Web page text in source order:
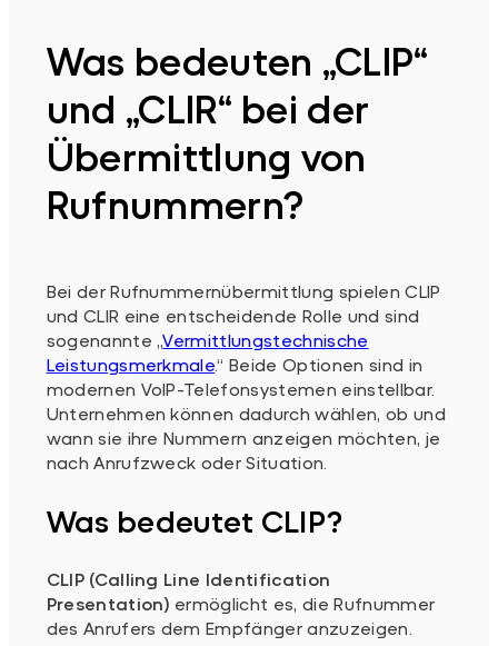
Was bedeuten „CLIP“
und „CLIR“ bei der
Übermittlung von
Rufnummern?
Bei der Rufnummernübermittlung spielen CLIP
und CLIR eine entscheidende Rolle und sind
sogenannte „Vermittlungstechnische
Leistungsmerkmale.“ Beide Optionen sind in
modernen VoIP-Telefonsystemen einstellbar.
Unternehmen können dadurch wählen, ob und
wann sie ihre Nummern anzeigen möchten, je
nach Anrufzweck oder Situation.
Was bedeutet CLIP?
CLIP (Calling Line Identification
Presentation) ermöglicht es, die Rufnummer
des Anrufers dem Empfänger anzuzeigen.